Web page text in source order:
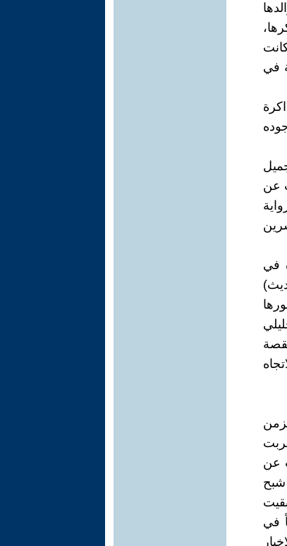
في
عن
في
عن
شبح
في